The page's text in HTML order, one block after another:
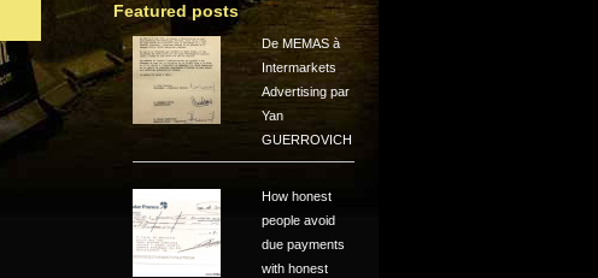
Featured posts
De MEMAS à
Intermarkets
Advertising par
Yan
GUERROVICH
How honest
people avoid
due payments
with honest